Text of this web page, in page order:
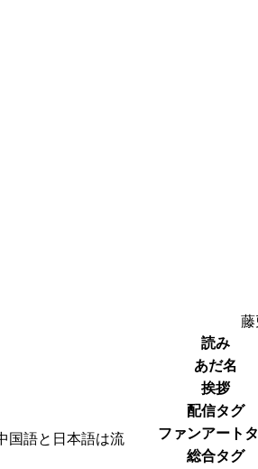
藤
読み
あだ名
挨拶
配信タグ
ファンアート
総合タグ
国語と日本語は流